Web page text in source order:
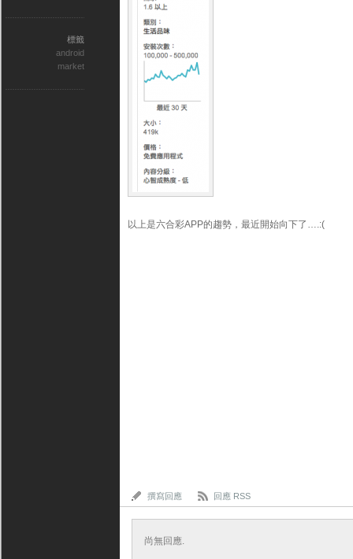
以上是六合彩APP的趨勢，最近開始向下了….:(
標籤
android
market
撰寫回應 回應 RSS
尚無回應.